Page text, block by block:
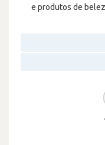
e produtos de